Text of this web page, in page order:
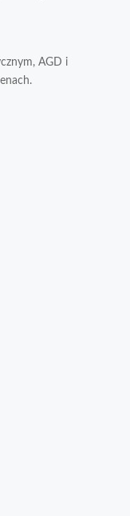
AGD i